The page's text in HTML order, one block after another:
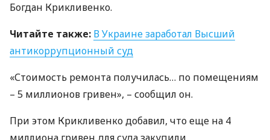
Богдан Крикливенко.
Читайте также: В Украине заработал Высший
антикоррупционный суд
«Стоимость ремонта получилась… по помещениям
– 5 миллионов гривен», – сообщил он.
При этом Крикливенко добавил, что еще на 4